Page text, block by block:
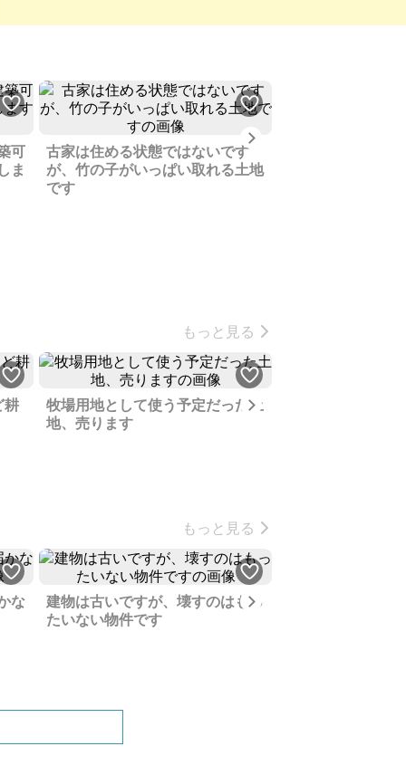
可
ま
古家は住める状態ではないです
が、竹の子がいっぱい取れる土地
です
もっと見る
耕
牧場用地として使う予定だった土
地、売ります
Next
もっと見る
な
建物は古いですが、壊すのはもっ
たいない物件です
Next